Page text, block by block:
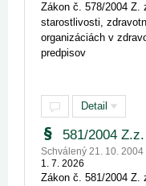
Zákon č. 578/2004 Z.
starostlivosti,
organizáciách v
predpisov
Detail
581/2004 Z.z.
Schválený 21. 10. 2004
1. 7. 2026
Zákon č. 581/2004 Z.